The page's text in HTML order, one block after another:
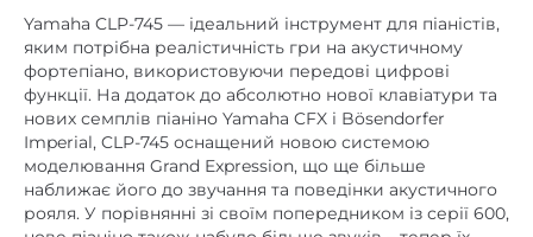
фортепіано, використовуючи передові цифрові
функції. На додаток до абсолютно нової клавіатури та
нових семплів піаніно Yamaha CFX і Bösendorfer
Imperial, CLP-745 оснащений новою системою
моделювання Grand Expression, що ще більше
наближає його до звучання та поведінки акустичного
рояля. У порівнянні зі своїм попередником із серії 600,
нове піаніно також набуло більше звуків – тепер їх
загальна кількість становить аж 38. І це ще не кінець
вдосконалень… Молоточкова клавіатура GrandTouch-